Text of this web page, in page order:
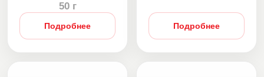
50 г
Подробнее Подробнее